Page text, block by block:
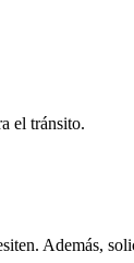
el tránsito.
Además,